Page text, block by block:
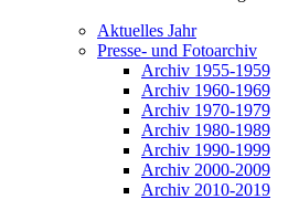
Aktuelles Jahr
Presse- und Fotoarchiv
Archiv 1955-1959
Archiv 1960-1969
Archiv 1970-1979
Archiv 1980-1989
Archiv 1990-1999
Archiv 2000-2009
Archiv 2010-2019